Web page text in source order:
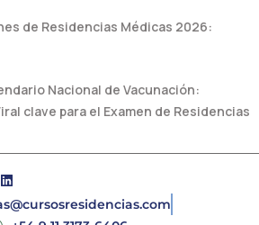
de Residencias Médicas 2026:
Nacional de Vacunación:
clave para el Examen de Residencias
L
i
n